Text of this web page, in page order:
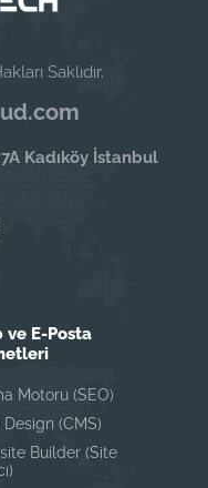
Saklıdır.
Kadıköy İstanbul
ve E-Posta
Motoru (SEO)
(CMS)
Builder (Site